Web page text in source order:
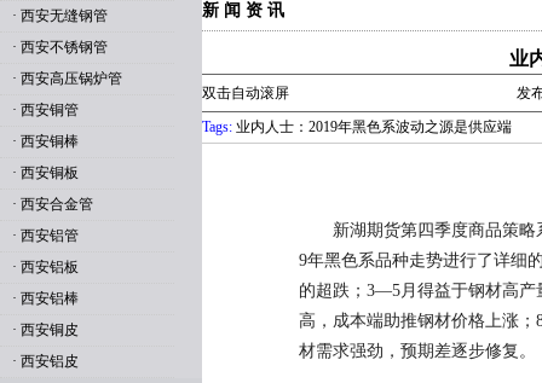
· 西安无缝钢管
· 西安不锈钢管
· 西安高压锅炉管
· 西安铜管
· 西安铜棒
· 西安铜板
· 西安合金管
· 西安铝管
· 西安铝板
· 西安铝棒
· 西安铜皮
· 西安铝皮
新 闻 资 讯
业
双击自动滚屏
发
Tags: 业内人士：2019年黑色系波动之源是供应端
新湖期货第四季度商品策
9年黑色系品种走势进行了详细
的超跌；3—5月得益于钢材高
高，成本端助推钢材价格上涨
材需求强劲，预期差逐步修复。